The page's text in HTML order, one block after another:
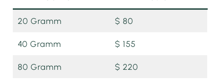
20 Gramm $ 80
40 Gramm $ 155
80 Gramm $ 220